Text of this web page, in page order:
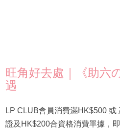
旺角好去處｜《助六
遇
LP CLUB會員消費滿HK$500 或
證及HK$200合資格消費單據，